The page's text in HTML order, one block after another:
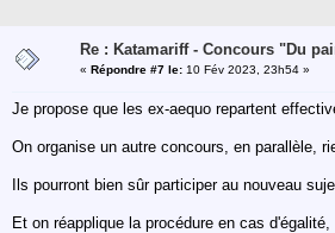
Re : Katamariff - Concours "Du
« Répondre #7 le: 10 Fév 2023, 23h54 »
Je propose que les ex-aequo repartent
On organise un autre concours, en parallèle,
Ils pourront bien sûr participer au nouveau
Et on réapplique la procédure en cas